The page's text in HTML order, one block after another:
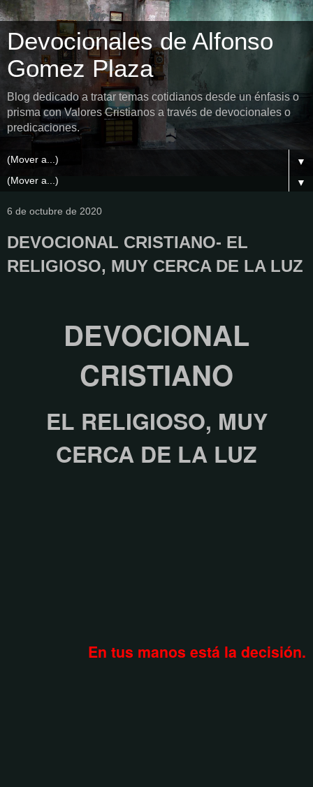
Devocionales de Alfonso
Gomez Plaza
Blog dedicado a tratar temas cotidianos desde un énfasis o
prisma con Valores Cristianos a través de devocionales o
predicaciones.
▼
▼
6 de octubre de 2020
DEVOCIONAL CRISTIANO- EL
RELIGIOSO, MUY CERCA DE LA LUZ
DEVOCIONAL
CRISTIANO
EL RELIGIOSO, MUY
CERCA DE LA LUZ
En tus manos está la decisión.